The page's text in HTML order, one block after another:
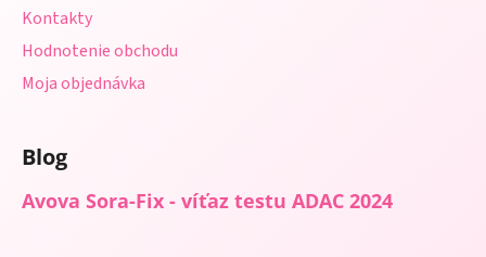
Kontakty
Hodnotenie obchodu
Moja objednávka
Blog
Avova Sora-Fix - víťaz testu ADAC 2024